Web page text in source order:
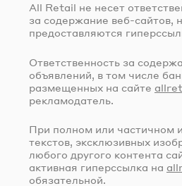
All Retail не несет
за содержание веб-сайтов,
предоставляются
Ответственность за
объявлений, в том числе
размещенных на сайте
рекламодатель.
При полном или частичном
текстов, эксклюзивных
любого другого контента
активная гиперссылка на
обязательной.